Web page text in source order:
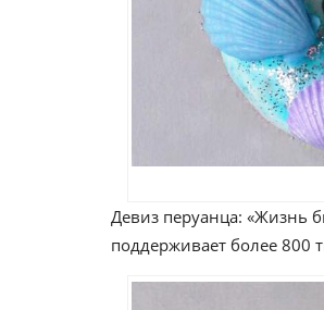
Девиз перуанца: «Жизнь
поддерживает более 800